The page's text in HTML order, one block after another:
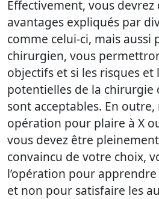
Effectivement, vous devrez
avantages expliqués par
comme celui-ci, mais aussi
chirurgien, vous
objectifs et si les risques
potentielles de la chirurgie
sont acceptables. En
opération pour plaire à X
vous devez être
convaincu de votre choix,
l’opération pour
et non pour satisfaire les